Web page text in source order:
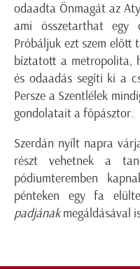
odaadta Önmagát az
ami összetarthat egy
Próbáljuk ezt szem előtt
bíztatott a metropolita,
és odaadás segíti ki a
Persze a Szentlélek
gondolatait a főpásztor.
Szerdán nyílt napra
részt vehetnek a
pódiumteremben
pénteken egy fa
padjánakmegáldásával